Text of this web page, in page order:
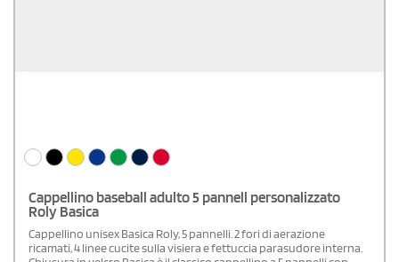
Cappellino baseball adulto 5 pannell personalizzato
Roly Basica
Cappellino unisex Basica Roly, 5 pannelli. 2 fori di aerazione
ricamati, 4 linee cucite sulla visiera e fettuccia parasudore interna.